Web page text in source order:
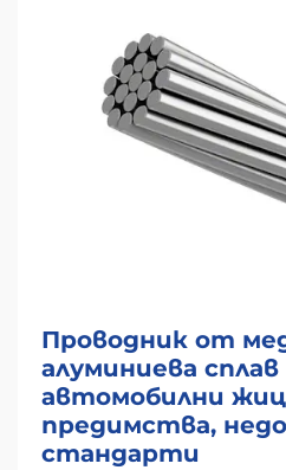
Проводник от
алуминиева сплав
автомобилни
предимства,
стандарти